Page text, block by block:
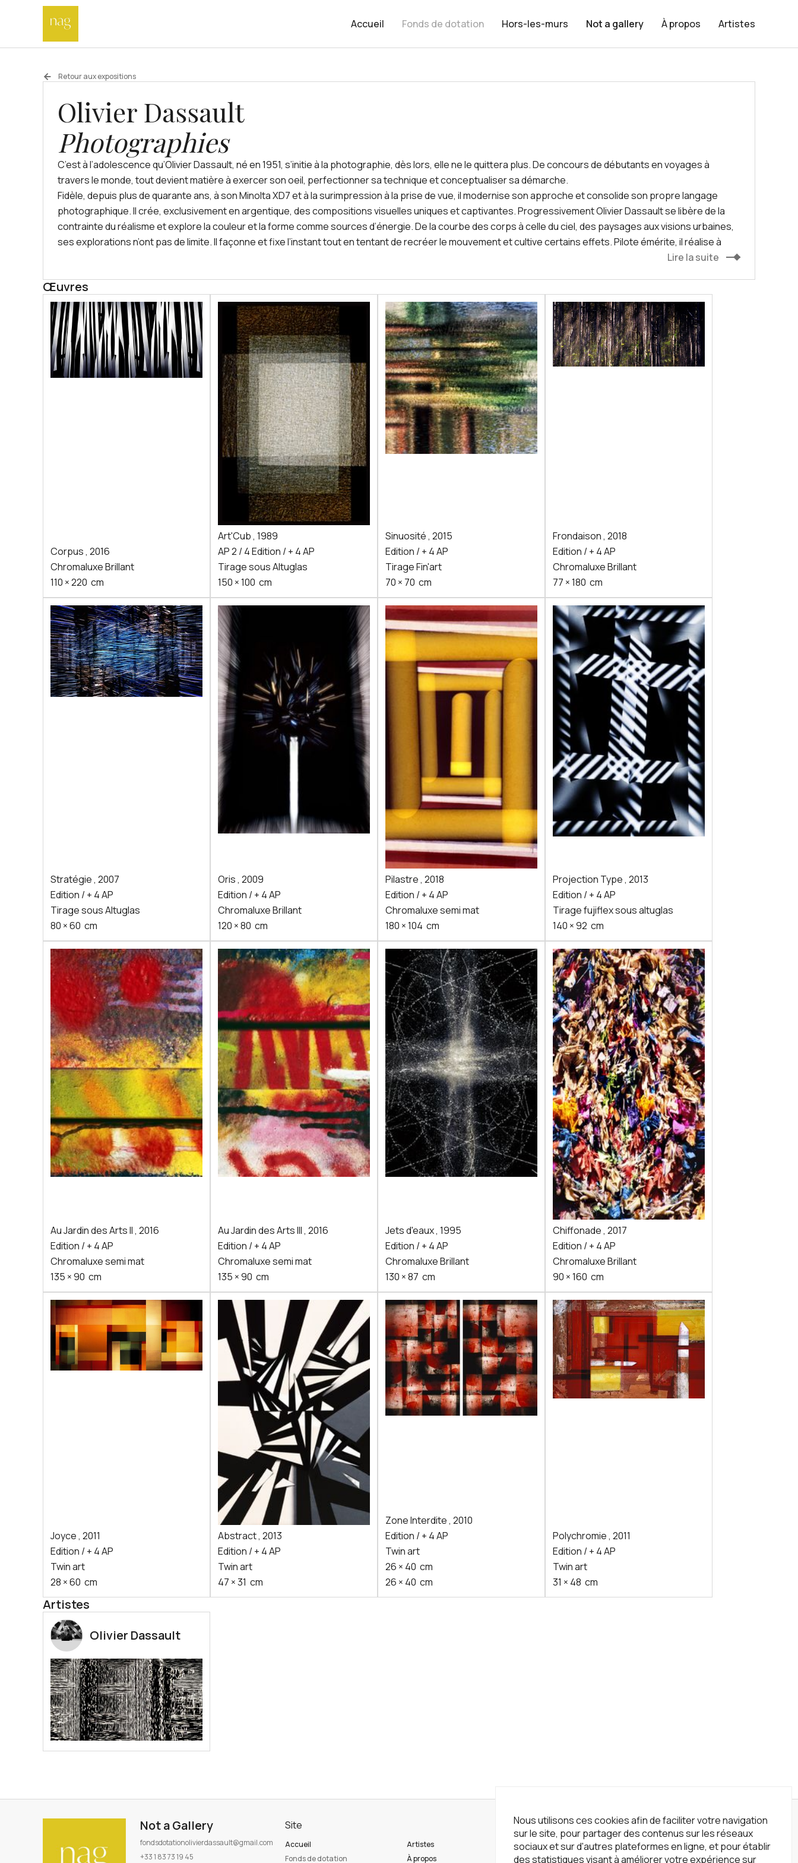
Nous utilisons ces cookies afin de faciliter votre navigation
sur le site, pour partager des contenus sur les réseaux
sociaux et sur d'autres plateformes en ligne, et pour établir
des statistiques visant à améliorer votre expérience sur
Accueil Fonds de dotation Hors-les-murs Not a gallery À propos Artistes
Retour aux expositions
Olivier Dassault
Photographies
C’est à l’adolescence qu’Olivier Dassault, né en 1951, s’initie à la photographie, dès lors, elle ne le quittera plus. De concours de débutants en voyages à
travers le monde, tout devient matière à exercer son oeil, perfectionner sa technique et conceptualiser sa démarche.
Fidèle, depuis plus de quarante ans, à son Minolta XD7 et à la surimpression à la prise de vue, il modernise son approche et consolide son propre langage
photographique. Il crée, exclusivement en argentique, des compositions visuelles uniques et captivantes. Progressivement Olivier Dassault se libère de la
contrainte du réalisme et explore la couleur et la forme comme sources d’énergie. De la courbe des corps à celle du ciel, des paysages aux visions urbaines,
ses explorations n’ont pas de limite. Il façonne et fixe l’instant tout en tentant de recréer le mouvement et cultive certains effets. Pilote émérite, il réalise à
l’infini des compostions en plusieurs dimensions. Le format et le procédé de révélation de l’image dépendront de l’émotion qu’elle suscite, pour en délivrer
attestent de son esprit espiègle, de sa sensibilité et de la virtuosité de son geste. L’image fugace se fige dans l’éternité immobile.
Ses photographies font l’objet d’expositions dans le monde entier, de Paris à New York, de Madrid à Marrakech, et s’inscrivent au catalogue de plusieurs
musées et institutions, de la Bibliothèque Nationale de France au Israel Museum de Jérusalem, du Museum of Fine Arts à Houston au Texas au Palm Springs Art
Museum en Californie. En 2023, son oeuvre rejoint les collections du Centre Pompidou à Paris.
Si Olivier Dassault était par ailleurs député à l’Assemblée nationale et occupait de hautes fonctions au sein du Groupe Dassault, c’est bien sa carrière
artistique qui le distingue. « Peindre la lumière dem­eure mon credo. » disait-il.
Lire la suite
Œuvres
Corpus, 2016
Chromaluxe Brillant
110 ×220 cm
Art'Cub, 1989
AP 2 / 4 Edition / + 4 AP
Tirage sous Altuglas
150 ×100 cm
Sinuosité, 2015
Edition / + 4 AP
Tirage Fin'art
70 × 70 cm
Frondaison, 2018
Edition / + 4 AP
Chromaluxe Brillant
77 ×180 cm
Stratégie, 2007
Edition / + 4 AP
Tirage sous Altuglas
80 ×60 cm
Oris, 2009
Edition / + 4 AP
Chromaluxe Brillant
120 ×80 cm
Pilastre, 2018
Edition / + 4 AP
Chromaluxe semi mat
180 ×104 cm
Projection Type, 2013
Edition / + 4 AP
Tirage fujiflex sous altuglas
140 ×92 cm
Au Jardin des Arts II, 2016
Edition / + 4 AP
Chromaluxe semi mat
135 ×90 cm
Au Jardin des Arts III, 2016
Edition / + 4 AP
Chromaluxe semi mat
135 ×90 cm
Jets d'eaux, 1995
Edition / + 4 AP
Chromaluxe Brillant
130 ×87 cm
Chiffonade, 2017
Edition / + 4 AP
Chromaluxe Brillant
90 ×160 cm
Joyce, 2011
Edition / + 4 AP
Twin art
28 ×60 cm
Abstract, 2013
Edition / + 4 AP
Twin art
47 ×31 cm
Zone Interdite, 2010
Edition / + 4 AP
Twin art
26 × 40 cm
26 × 40 cm
Polychromie, 2011
Edition / + 4 AP
Twin art
31 × 48 cm
Artistes
Olivier Dassault
Not a Gallery
fondsdotationolivierdassault@gmail.com
+33 1 83 73 19 45
Site
Accueil
Fonds de dotation
Artistes
À propos
Newsletter
Inscrivez-vous à notre newsletter !